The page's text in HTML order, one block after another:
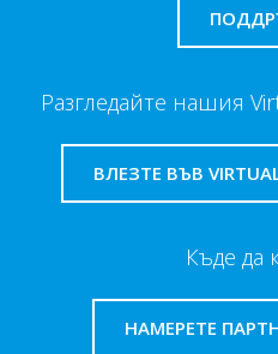
Разгледайте нашия
ВЛЕЗТЕ ВЪВ VIRTUAL
Къде да
НАМЕРЕТЕ